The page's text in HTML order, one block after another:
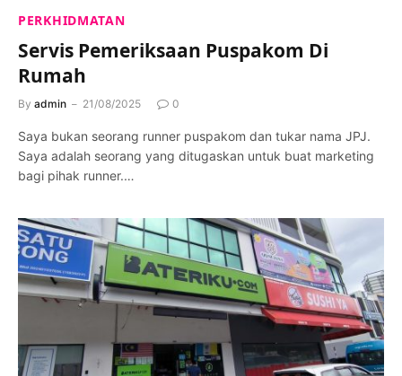
PERKHIDMATAN
Servis Pemeriksaan Puspakom Di
Rumah
By admin 21/08/2025 0
Saya bukan seorang runner puspakom dan tukar nama JPJ.
Saya adalah seorang yang ditugaskan untuk buat marketing
bagi pihak runner.…